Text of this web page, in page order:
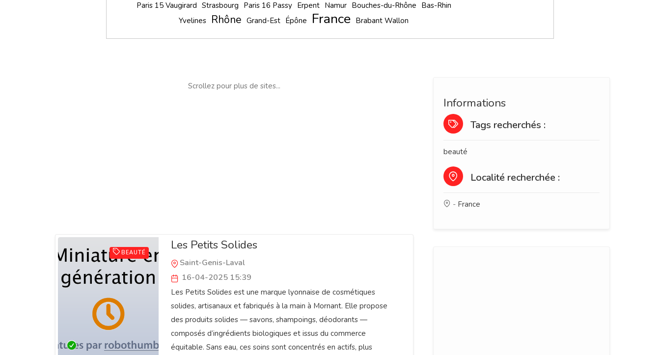
Paris 15 Vaugirard Strasbourg Paris 16 Passy Erpent Namur Bouches-du-Rhône Bas-Rhin
Yvelines Rhône Grand-Est Épône France Brabant Wallon
Scrollez pour plus de sites...
BEAUTÉ
Les Petits Solides
Saint-Genis-Laval
16-04-2025 15:39
Les Petits Solides est une marque lyonnaise de cosmétiques
solides, artisanaux et fabriqués à la main à Mornant. Elle propose
des produits solides — savons, shampoings, déodorants —
composés d’ingrédients biologiques et issus du commerce
équitable. Sans eau, ces soins sont concentrés en actifs, plus
Informations
Tags recherchés :
beauté
Localité recherchée :
- France